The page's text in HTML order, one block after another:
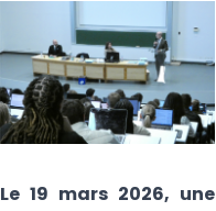
Le 19 mars 2026, une